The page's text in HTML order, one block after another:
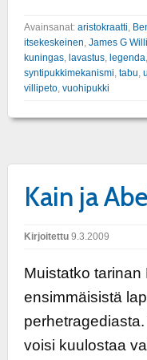
Avainsanat: aristokraatti,
itsekeskeinen, James G
kuningas, lavastus, legenda,
syntipukkimekanismi, tabu,
villipeto, vuohipukki
Kain ja
Kirjoitettu9.3.2009
Muistatko tarinan
ensimmäisistä
voisi kuulostaa